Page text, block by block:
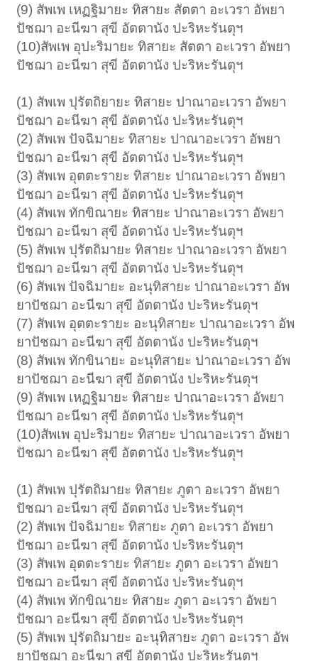
(9) สัพเพ เหฏฐิมายะ ทิสายะ สัตตา อะเวรา อัพยา
ปัชฌา อะนีฆา สุขี อัตตานัง ปะริหะรันตุฯ
(10)สัพเพ อุปะริมายะ ทิสายะ สัตตา อะเวรา อัพยา
ปัชฌา อะนีฆา สุขี อัตตานัง ปะริหะรันตุฯ
(1) สัพเพ ปุรัตถิยายะ ทิสายะ ปาณาอะเวรา อัพยา
ปัชฌา อะนีฆา สุขี อัตตานัง ปะริหะรันตุฯ
(2) สัพเพ ปัจฉิมายะ ทิสายะ ปาณาอะเวรา อัพยา
ปัชฌา อะนีฆา สุขี อัตตานัง ปะริหะรันตุฯ
(3) สัพเพ อุตตะรายะ ทิสายะ ปาณาอะเวรา อัพยา
ปัชฌา อะนีฆา สุขี อัตตานัง ปะริหะรันตุฯ
(4) สัพเพ ทักขิณายะ ทิสายะ ปาณาอะเวรา อัพยา
ปัชฌา อะนีฆา สุขี อัตตานัง ปะริหะรันตุฯ
(5) สัพเพ ปุรัตถิมายะ ทิสายะ ปาณาอะเวรา อัพยา
ปัชฌา อะนีฆา สุขี อัตตานัง ปะริหะรันตุฯ
(6) สัพเพ ปัจฉิมายะ อะนุทิสายะ ปาณาอะเวรา อัพ
ยาปัชฌา อะนีฆา สุขี อัตตานัง ปะริหะรันตุฯ
(7) สัพเพ อุตตะรายะ อะนุทิสายะ ปาณาอะเวรา อัพ
ยาปัชฌา อะนีฆา สุขี อัตตานัง ปะริหะรันตุฯ
(8) สัพเพ ทักขินายะ อะนุทิสายะ ปาณาอะเวรา อัพ
ยาปัชฌา อะนีฆา สุขี อัตตานัง ปะริหะรันตุฯ
(9) สัพเพ เหฏฐิมายะ ทิสายะ ปาณาอะเวรา อัพยา
ปัชฌา อะนีฆา สุขี อัตตานัง ปะริหะรันตุฯ
(10)สัพเพ อุปะริมายะ ทิสายะ ปาณาอะเวรา อัพยา
ปัชฌา อะนีฆา สุขี อัตตานัง ปะริหะรันตุฯ
(1) สัพเพ ปุรัตถิมายะ ทิสายะ ภูตา อะเวรา อัพยา
ปัชฌา อะนีฆา สุขี อัตตานัง ปะริหะรันตุฯ
(2) สัพเพ ปัจฉิมายะ ทิสายะ ภูตา อะเวรา อัพยา
ปัชฌา อะนีฆา สุขี อัตตานัง ปะริหะรันตุฯ
(3) สัพเพ อุตตะรายะ ทิสายะ ภูตา อะเวรา อัพยา
ปัชฌา อะนีฆา สุขี อัตตานัง ปะริหะรันตุฯ
(4) สัพเพ ทักขิณายะ ทิสายะ ภูตา อะเวรา อัพยา
ปัชฌา อะนีฆา สุขี อัตตานัง ปะริหะรันตุฯ
(5) สัพเพ ปุรัตถิมายะ อะนุทิสายะ ภูตา อะเวรา อัพ
ยาปัชฌา อะนีฆา สุขี อัตตานัง ปะริหะรันตุฯ